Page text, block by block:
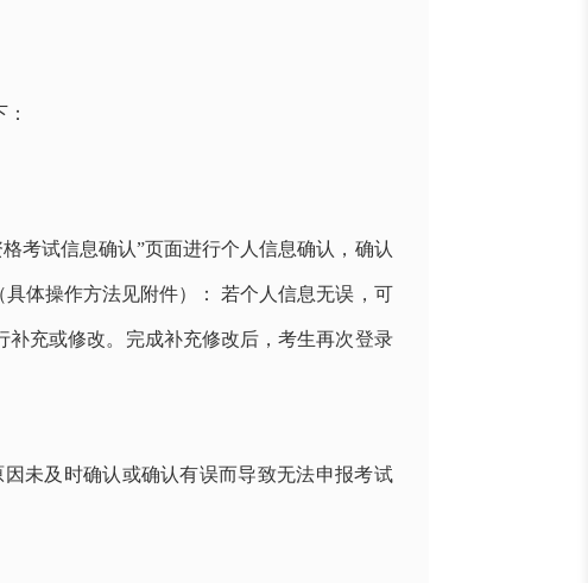
考试信息确认”页面进行个人信息确认，确认
体操作方法见附件）： 若个人信息无误，可
充或修改。完成补充修改后，考生再次登录
未及时确认或确认有误而导致无法申报考试